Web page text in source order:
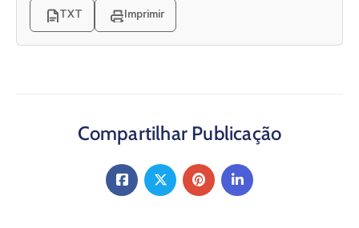
TXT Imprimir
Compartilhar Publicação